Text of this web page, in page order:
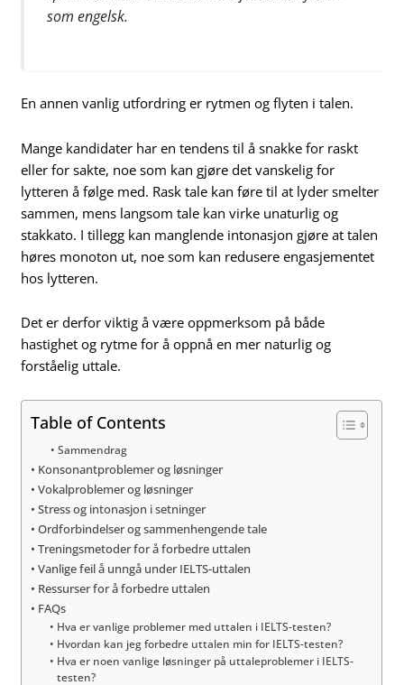
som engelsk.
En annen vanlig utfordring er rytmen og flyten i talen.
Mange kandidater har en tendens til å snakke for raskt
eller for sakte, noe som kan gjøre det vanskelig for
lytteren å følge med. Rask tale kan føre til at lyder smelter
sammen, mens langsom tale kan virke unaturlig og
stakkato. I tillegg kan manglende intonasjon gjøre at talen
høres monoton ut, noe som kan redusere engasjementet
hos lytteren.
Det er derfor viktig å være oppmerksom på både
hastighet og rytme for å oppnå en mer naturlig og
forståelig uttale.
Table of Contents
Sammendrag
Konsonantproblemer og løsninger
Vokalproblemer og løsninger
Stress og intonasjon i setninger
Ordforbindelser og sammenhengende tale
Treningsmetoder for å forbedre uttalen
Vanlige feil å unngå under IELTS-uttalen
Ressurser for å forbedre uttalen
FAQs
Hva er vanlige problemer med uttalen i IELTS-testen?
Hvordan kan jeg forbedre uttalen min for IELTS-testen?
Hva er noen vanlige løsninger på uttaleproblemer i IELTS-
testen?